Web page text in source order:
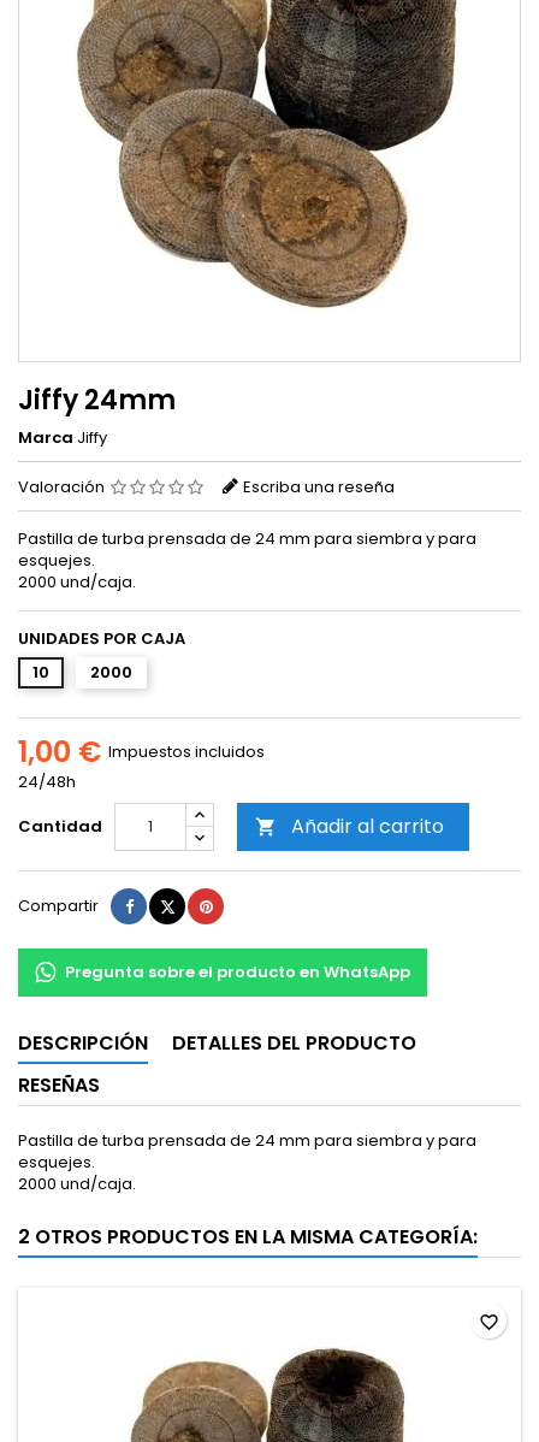
Jiffy 24mm
Marca Jiffy
Valoración Escriba una reseña
Pastilla de turba prensada de 24 mm para siembra y para
esquejes.
2000 und/caja.
UNIDADES POR CAJA
10
2000
1,00 € Impuestos incluidos
24/48h
Cantidad
 Añadir al carrito
Compartir Compartir
TuitearPinterest
Pregunta sobre el producto en WhatsApp
DESCRIPCIÓN
DETALLES DEL PRODUCTO
RESEÑAS
Pastilla de turba prensada de 24 mm para siembra y para
esquejes.
2000 und/caja.
2 OTROS PRODUCTOS EN LA MISMA CATEGORÍA:
favorite_border